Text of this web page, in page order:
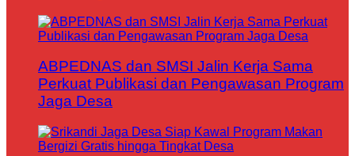
ABPEDNAS dan SMSI Jalin Kerja Sama
Perkuat Publikasi dan Pengawasan Program
Jaga Desa